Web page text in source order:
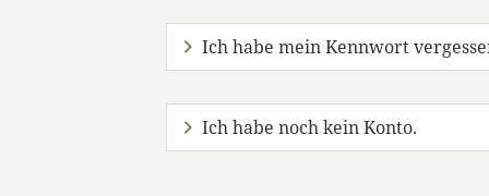
Ich habe mein Kennwort
Ich habe noch kein Konto.